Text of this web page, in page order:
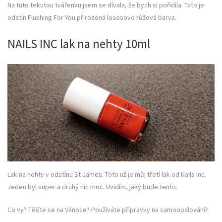
Na tuto tekutou tvářenku jsem se dívala, že bych si pořídila. Tato je
odstín Flushing For You přirozená lososovo růžová barva.
NAILS INC lak na nehty 10ml
Lak na nehty v odstínu St James. Toto už je můj třetí lak od Nails Inc.
Jeden byl super a druhý nic moc. Uvidím, jaký bude tento.
Co vy? Těšíte se na Vánoce? Používáte přípravky na samoopalování?